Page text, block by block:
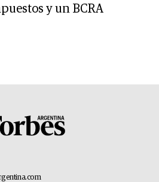
y un BCRA